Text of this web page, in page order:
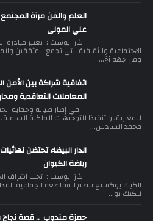
العلم والفن مرآة
علي المولى
كازا بوست : تعتبر
الاجتماعية والثقافية التي تجمع
ومن جهة أخ...
اتفاقية شراكة بين الأمن
المعاملات التعاقدية
في إطار صيانة وحماية
للمغاربة، و تنفيذا للتوجيهات الملكية
محمد السادس...
الدار البيضاء تحتضن
رياضة الكيوان
كازا بوست : تحت اشراف
الكيك بوكسنغ تنظم المقاطعة الجماعية
للكيك بو...
حمزة مندوب .. قصة نجاح